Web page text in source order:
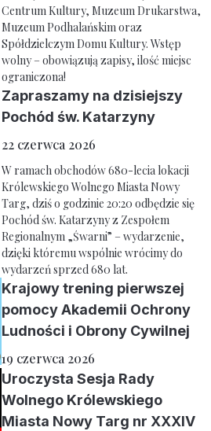
Centrum Kultury, Muzeum Drukarstwa,
Muzeum Podhalańskim oraz
Spółdzielczym Domu Kultury. Wstęp
wolny – obowiązują zapisy, ilość miejsc
ograniczona!
Zapraszamy na dzisiejszy
Pochód św. Katarzyny
22 czerwca 2026
W ramach obchodów 680-lecia lokacji
Królewskiego Wolnego Miasta Nowy
Targ, dziś o godzinie 20:20 odbędzie się
Pochód św. Katarzyny z Zespołem
Regionalnym „Śwarni” – wydarzenie,
dzięki któremu wspólnie wrócimy do
wydarzeń sprzed 680 lat.
Krajowy trening pierwszej
pomocy Akademii Ochrony
Ludności i Obrony Cywilnej
19 czerwca 2026
Uroczysta Sesja Rady
Wolnego Królewskiego
Miasta Nowy Targ nr XXXIV